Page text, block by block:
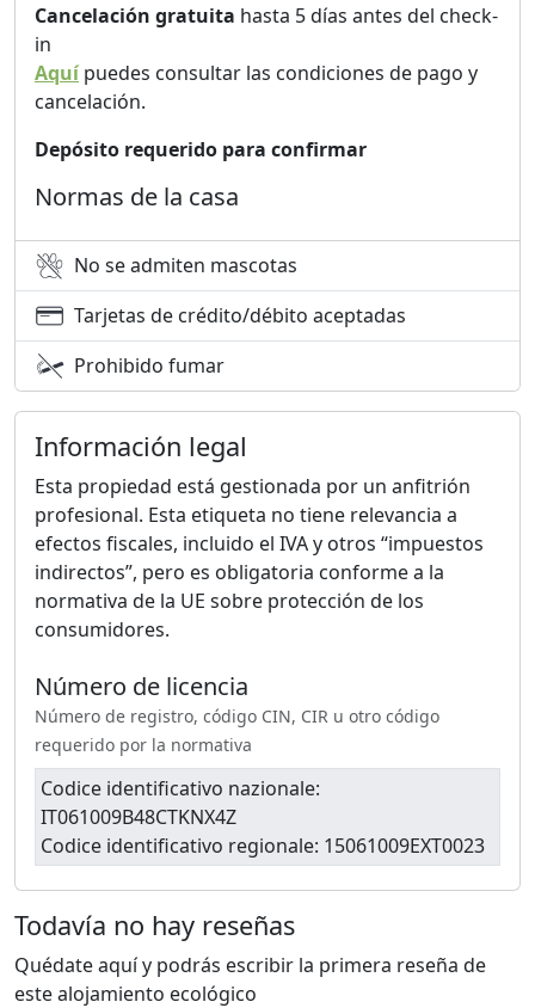
Cancelación gratuita hasta 5 días antes del check-
in
Aquípuedes consultar las condiciones de pago y
cancelación.
Depósito requerido para confirmar
Normas de la casa
No se admiten mascotas
Tarjetas de crédito/débito aceptadas
Prohibido fumar
Información legal
Esta propiedad está gestionada por un anfitrión
profesional. Esta etiqueta no tiene relevancia a
efectos fiscales, incluido el IVA y otros “impuestos
indirectos”, pero es obligatoria conforme a la
normativa de la UE sobre protección de los
consumidores.
Número de licencia
Número de registro, código CIN, CIR u otro código
requerido por la normativa
Codice identificativo nazionale:
IT061009B48CTKNX4Z
Codice identificativo regionale: 15061009EXT0023
Todavía no hay reseñas
Quédate aquí y podrás escribir la primera reseña de
este alojamiento ecológico